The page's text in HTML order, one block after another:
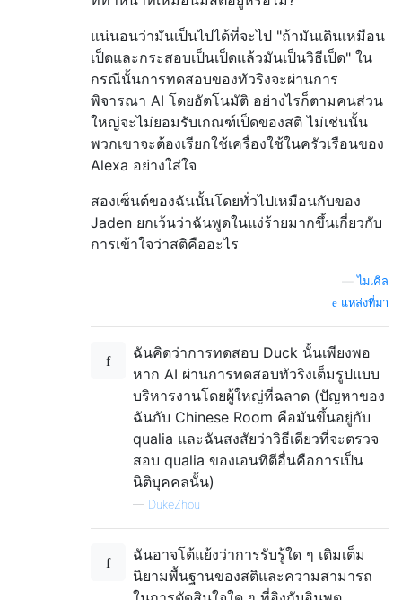
แน่นอนว่ามันเป็นไปได้ที่จะไป "ถ้ามันเดินเหมือน
เป็ดและกระสอบเป็นเป็ดแล้วมันเป็นวิธีเป็ด" ใน
กรณีนั้นการทดสอบของทัวริงจะผ่านการ
พิจารณา AI โดยอัตโนมัติ อย่างไรก็ตามคนส่วน
ใหญ่จะไม่ยอมรับเกณฑ์เป็ดของสติ ไม่เช่นนั้น
พวกเขาจะต้องเรียกใช้เครื่องใช้ในครัวเรือนของ
Alexa อย่างใส่ใจ
สองเซ็นต์ของฉันนั้นโดยทั่วไปเหมือนกับของ
Jaden ยกเว้นว่าฉันพูดในแง่ร้ายมากขึ้นเกี่ยวกับ
การเข้าใจว่าสติคืออะไร
—ไมเคิล
แหล่งที่มา
ฉันคิดว่าการทดสอบ Duck นั้นเพียงพอ
หาก AI ผ่านการทดสอบทัวริงเต็มรูปแบบ
บริหารงานโดยผู้ใหญ่ที่ฉลาด (ปัญหาของ
ฉันกับ Chinese Room คือมันขึ้นอยู่กับ
qualia และฉันสงสัยว่าวิธีเดียวที่จะตรวจ
สอบ qualia ของเอนทิตีอื่นคือการเป็น
นิติบุคคลนั้น)
— DukeZhou
ฉันอาจโต้แย้งว่าการรับรู้ใด ๆ เติมเต็ม
นิยามพื้นฐานของสติและความสามารถ